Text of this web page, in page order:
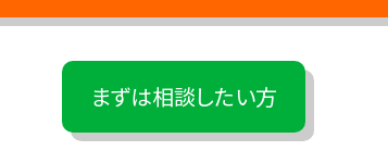
まずは相談したい方